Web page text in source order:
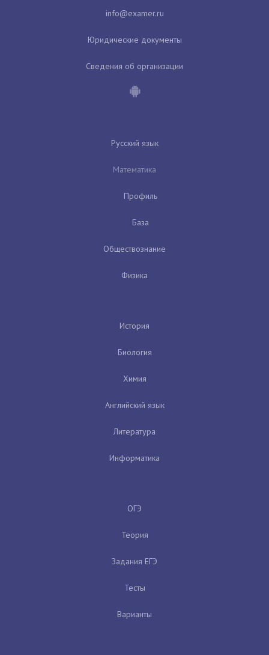
Юридические документы
Сведения об организации
Русский язык
Математика
Профиль
База
Обществознание
Физика
История
Биология
Химия
Английский язык
Литература
Информатика
ОГЭ
Теория
Задания ЕГЭ
Тесты
Варианты